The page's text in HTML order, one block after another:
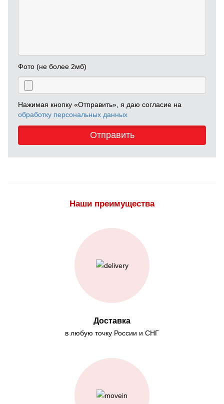
Фото (не более 2мб)
Нажимая кнопку «Отправить», я даю согласие на
обработку персональных данных
Отправить
Наши преимущества
Доставка
в любую точку России и СНГ